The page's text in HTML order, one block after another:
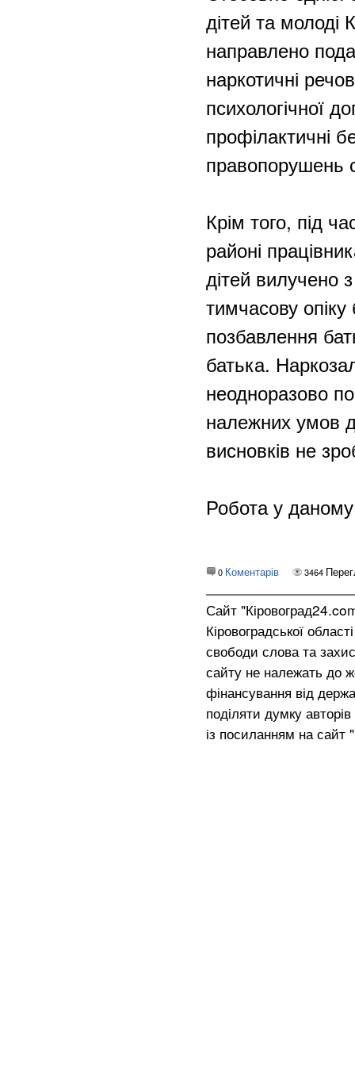
дітей та молоді
направлено
наркотичні
психологічної
профілактичні
правопорушень
Крім того, під
районі
дітей вилучено
тимчасову
позбавлення
батька.
неодноразово
належних умов
висновків не
Робота у
0 Коментарів 3464
Сайт
Кіровоградської
свободи слова та
сайту не належать до
фінансування від
поділяти думку
із посиланням на сайт